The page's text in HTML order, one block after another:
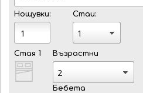
Нощувки: Стаи:
Стая 1 Възрастни
Бебета